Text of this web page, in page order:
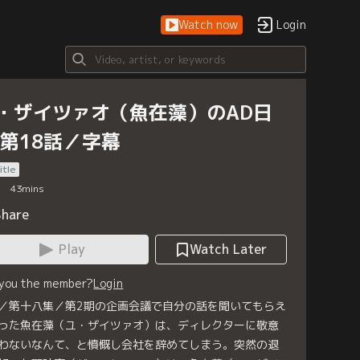
Watch now Login
ザイツァオ（魚在藻）のAD日
18話／字幕
43mins
Play
Watch Later
the member?Login
第十八集／第2期の企画会議で自分の話を聞いてもらえ
た魚在藻（ユ・ザイツァオ）は、ディレクターに敬意
ないなんて、と憤慨し会社を辞めてしまう。突然の退